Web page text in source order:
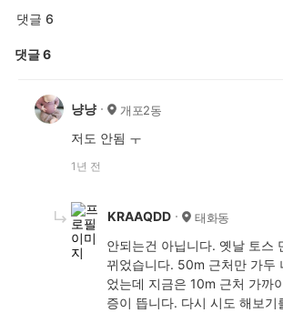
댓글 6
댓글6
냥냥 개포2동
저도 안됨 ㅜ
1년 전
KRAAQDD 태화동
안되는건 아닙니다. 옛날 토스
뀌었습니다. 50m 근처만 가두
었는데 지금은 10m 근처 가까
증이 뜹니다. 다시 시도 해보기